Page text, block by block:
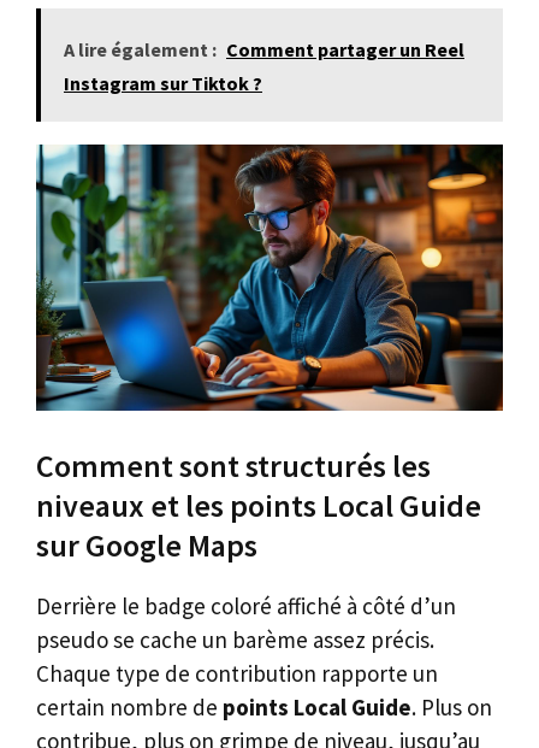
A lire également : Comment partager un Reel
Instagram sur Tiktok ?
Comment sont structurés les
niveaux et les points Local Guide
sur Google Maps
Derrière le badge coloré affiché à côté d’un
pseudo se cache un barème assez précis.
Chaque type de contribution rapporte un
certain nombre de points Local Guide. Plus on
contribue, plus on grimpe de niveau, jusqu’au